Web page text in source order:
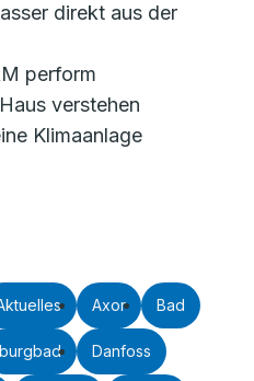
direkt aus der
perform
verstehen
Klimaanlage
Axor Bad
burgbad Danfoss